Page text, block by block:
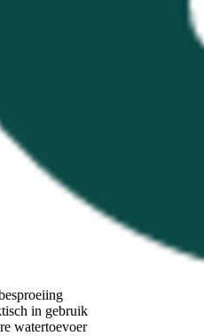
in gebruik
watertoevoer